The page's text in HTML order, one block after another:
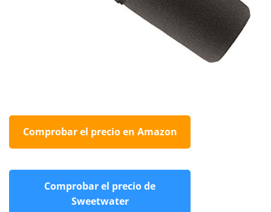
Comprobar el precio en Amazon
Comprobar el precio de
Sweetwater